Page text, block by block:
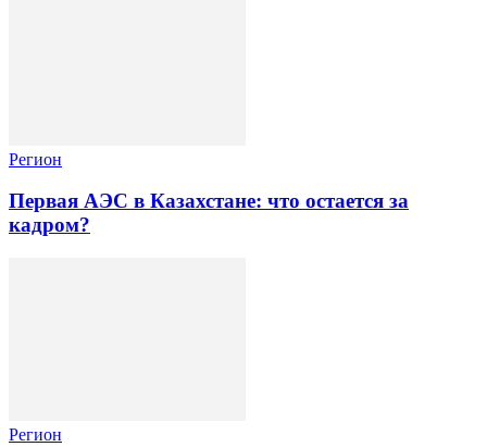
Регион
Первая АЭС в Казахстане: что остается за
кадром?
Регион